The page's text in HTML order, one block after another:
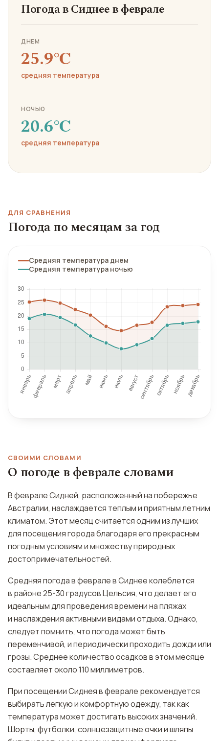
Погода в Сиднее в феврале
ДНЕМ
25.9℃
средняя температура
НОЧЬЮ
20.6℃
средняя температура
ДЛЯ СРАВНЕНИЯ
Погода по месяцам за год
Средняя температура днем
Средняя температура ночью
СВОИМИ СЛОВАМИ
О погоде в феврале словами
В феврале Сидней, расположенный на побережье
Австралии, наслаждается теплым и приятным летним
климатом. Этот месяц считается одним из лучших
для посещения города благодаря его прекрасным
погодным условиям и множеству природных
достопримечательностей.
Средняя погода в феврале в Сиднее колеблется
в районе 25-30 градусов Цельсия, что делает его
идеальным для проведения времени на пляжах
и наслаждения активными видами отдыха. Однако,
следует помнить, что погода может быть
переменчивой, и периодически проходить дожди или
грозы. Среднее количество осадков в этом месяце
составляет около 110 миллиметров.
При посещении Сиднея в феврале рекомендуется
выбирать легкую и комфортную одежду, так как
температура может достигать высоких значений.
Шорты, футболки, солнцезащитные очки и шляпы